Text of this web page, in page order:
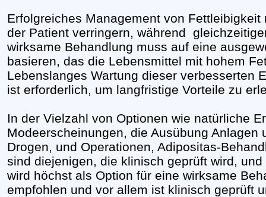
Erfolgreiches Management von
der Patient verringern, während
wirksame Behandlung muss auf eine
basieren, das die Lebensmittel mit hohem
Lebenslanges Wartung dieser verbesserten
ist erforderlich, um langfristige Vorteile zu
In der Vielzahl von Optionen wie natürliche
Modeerscheinungen, die Ausübung Anlagen
Drogen, und Operationen, Adipositas-
sind diejenigen, die klinisch geprüft wird,
wird höchst als Option für eine wirksame
empfohlen und vor allem ist klinisch geprüft